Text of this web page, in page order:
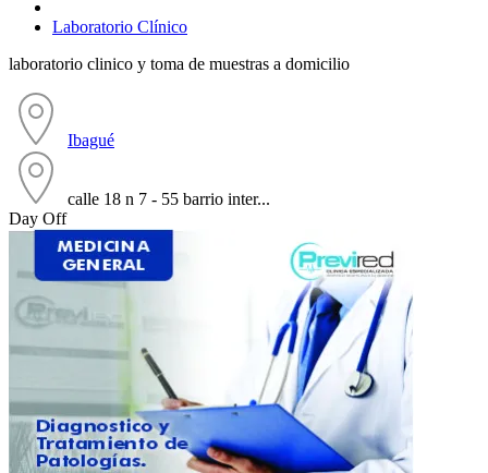
Laboratorio Clínico
laboratorio clinico y toma de muestras a domicilio
Ibagué
calle 18 n 7 - 55 barrio inter...
Day Off